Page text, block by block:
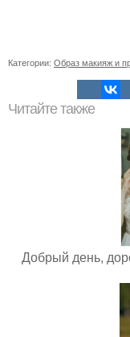
Категории: Образ макияж и
Читайте также
Добрый день,